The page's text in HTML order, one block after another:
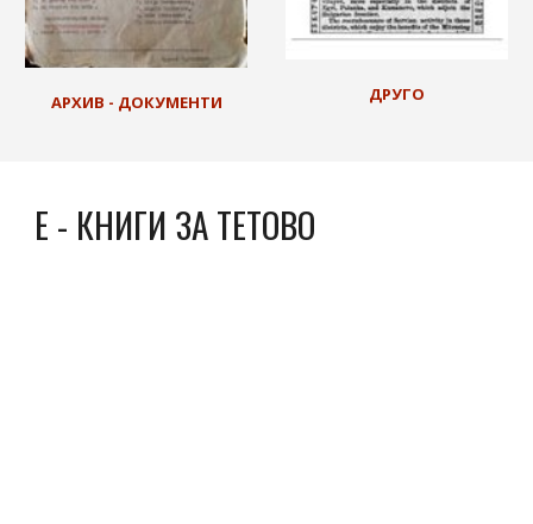
АРХИВ - ДОКУМЕНТИ ДРУГО
Е - КНИГИ ЗА ТЕТОВО